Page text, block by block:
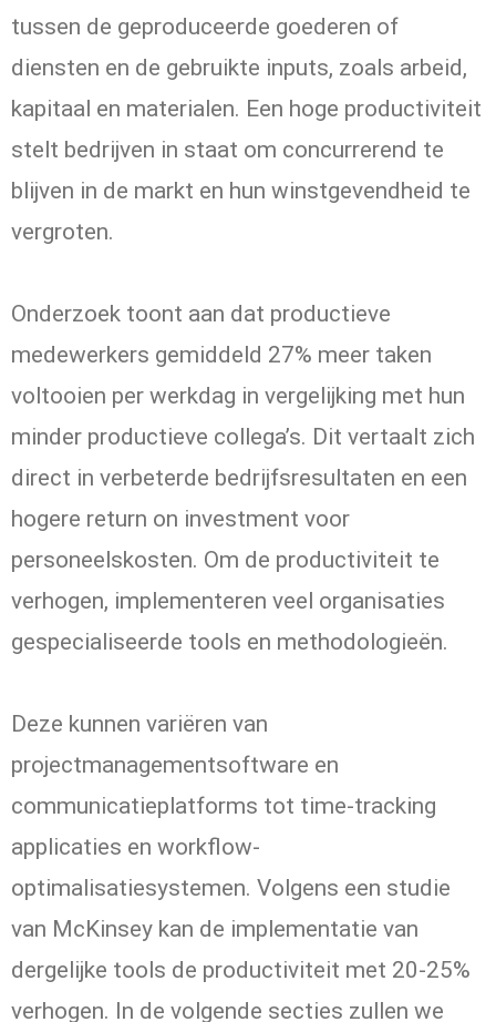
tussen de geproduceerde goederen of
diensten en de gebruikte inputs, zoals arbeid,
kapitaal en materialen. Een hoge productiviteit
stelt bedrijven in staat om concurrerend te
blijven in de markt en hun winstgevendheid te
vergroten.
Onderzoek toont aan dat productieve
medewerkers gemiddeld 27% meer taken
voltooien per werkdag in vergelijking met hun
minder productieve collega’s. Dit vertaalt zich
direct in verbeterde bedrijfsresultaten en een
hogere return on investment voor
personeelskosten. Om de productiviteit te
verhogen, implementeren veel organisaties
gespecialiseerde tools en methodologieën.
Deze kunnen variëren van
projectmanagementsoftware en
communicatieplatforms tot time-tracking
applicaties en workflow-
optimalisatiesystemen. Volgens een studie
van McKinsey kan de implementatie van
dergelijke tools de productiviteit met 20-25%
verhogen. In de volgende secties zullen we